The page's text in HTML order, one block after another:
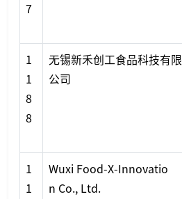
7
1
1
8
8
无锡新禾创工食品科技有限
公司
1
1
Wuxi Food-X-Innovatio
n Co., Ltd.